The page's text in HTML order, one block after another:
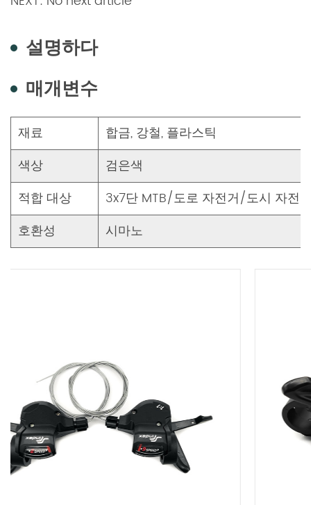
설명하다
매개변수
재료
합금, 강철, 플라스틱
색상
검은색
적합 대상
3x7단 MTB/도로 자전거/도시 자전
호환성
시마노